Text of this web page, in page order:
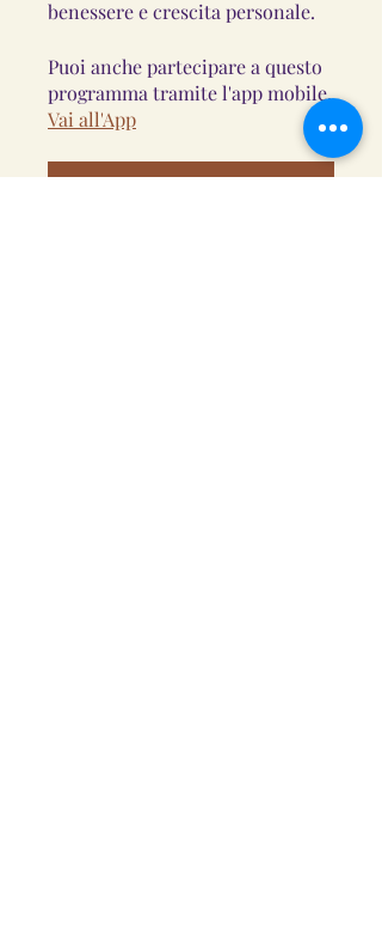
Puoi anche partecipare a questo
programma tramite l'app mobile.
Vai all'App